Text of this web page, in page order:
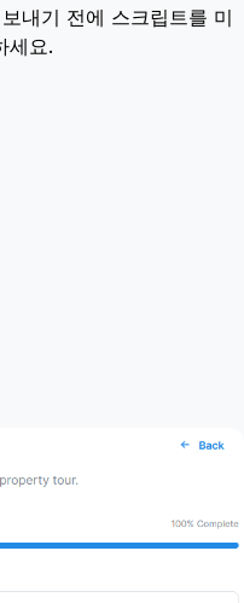
내기 전에 스크립트를 미
세요.